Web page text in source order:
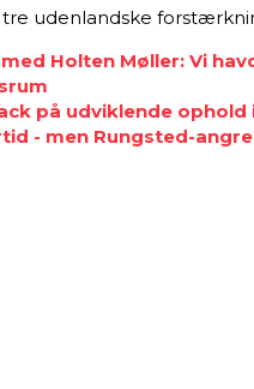
udenlandske
med Holten Møller: Vi
på udviklende ophold
- men Rungsted-